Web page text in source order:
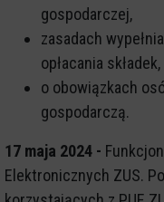
gospodarczej,
zasadach
opłacania składek,
o obowiązkach
gospodarczą.
17 maja 2024 -
Elektronicznych ZUS.